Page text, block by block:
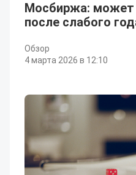
Мосбиржа: может
после слабого
Обзор
4 марта 2026 в 12:10